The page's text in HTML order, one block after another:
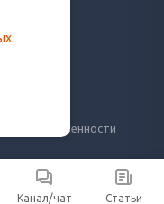
ответственности
Канал/чат Статьи